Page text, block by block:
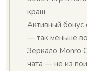
краш.
Активный бонус
— так меньше
Зеркало Monro
чата — не из